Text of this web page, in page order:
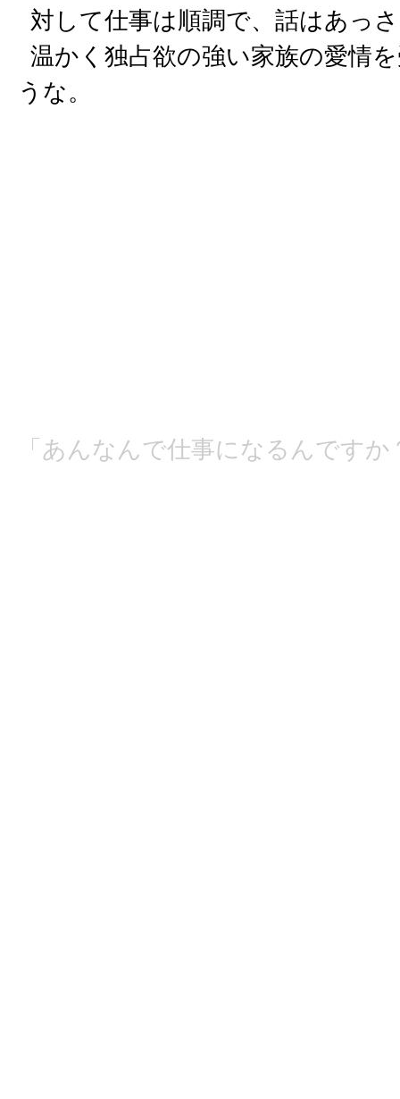
対して仕事は順調で、話はあっ
温かく独占欲の強い家族の愛情
うな。
「あんなんで仕事になるんです